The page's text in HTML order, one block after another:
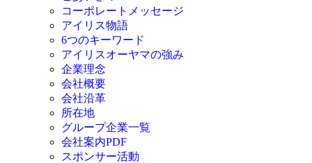
コーポレートメッセージ
アイリス物語
6つのキーワード
アイリスオーヤマの強み
企業理念
会社概要
会社沿革
所在地
グループ企業一覧
会社案内PDF
スポンサー活動